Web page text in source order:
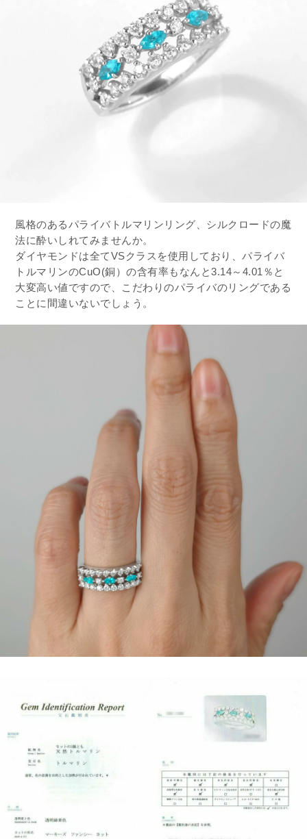
風格のあるパライバトルマリンリング、シルクロードの魔
法に酔いしれてみませんか。
ダイヤモンドは全てVSクラスを使用しており、パライバ
トルマリンのCuO(銅）の含有率もなんと3.14～4.01％と
大変高い値ですので、こだわりのパライバのリングである
ことに間違いないでしょう。